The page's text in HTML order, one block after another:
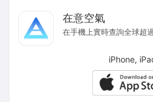
在意空氣
在手機上實時查詢全球超
iPhone,